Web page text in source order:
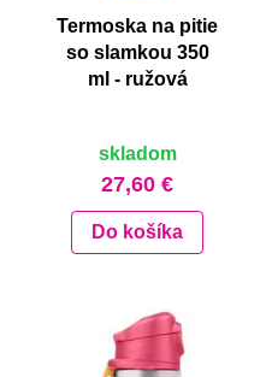
Termoska na pitie
so slamkou 350
ml - ružová
skladom
27,60 €
Do košíka